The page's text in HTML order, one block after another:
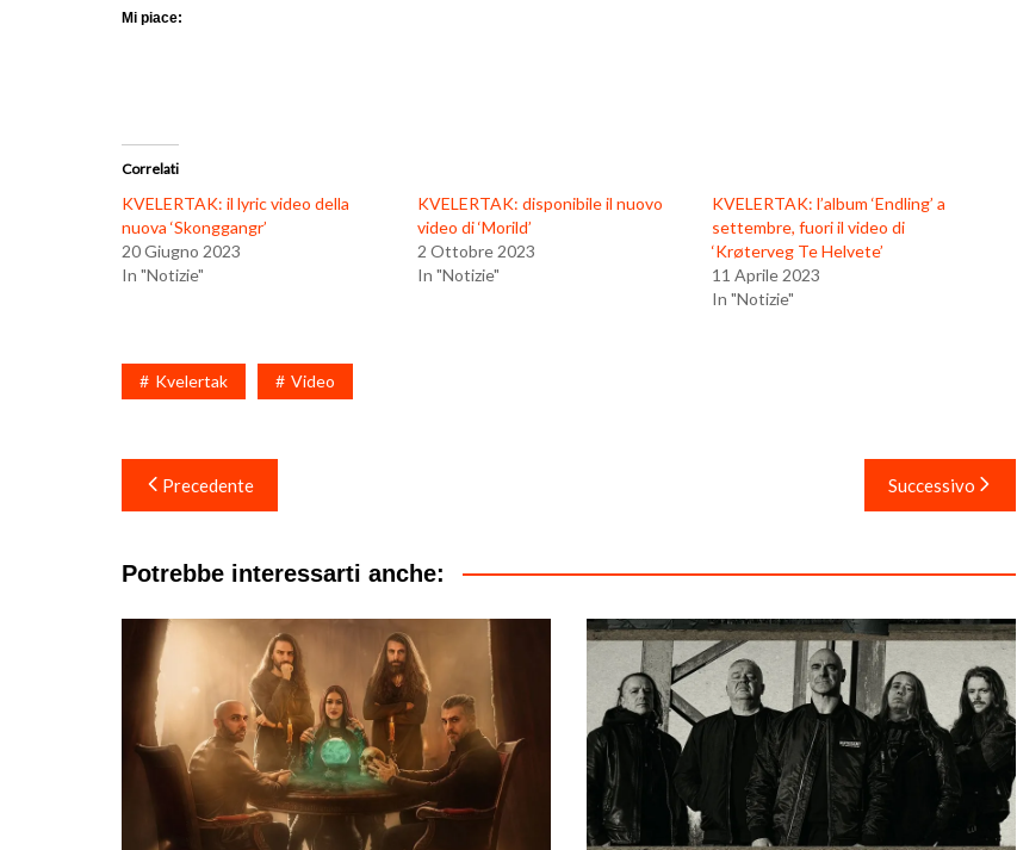
Mi piace:
Correlati
KVELERTAK: il lyric video della
nuova ‘Skonggangr’
20 Giugno 2023
In "Notizie"
KVELERTAK: disponibile il nuovo
video di ‘Morild’
2 Ottobre 2023
In "Notizie"
KVELERTAK: l’album ‘Endling’ a
settembre, fuori il video di
‘Krøterveg Te Helvete’
11 Aprile 2023
In "Notizie"
Kvelertak Video
Navigazione
articoli
Precedente Successivo
Potrebbe interessarti anche: